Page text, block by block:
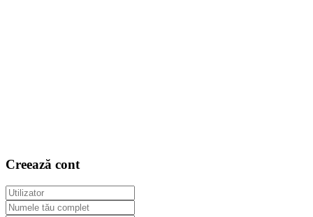
Creează cont